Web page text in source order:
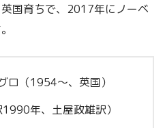
国育ちで、2017年にノーベ
ロ（1954〜、英国）
年、土屋政雄訳）